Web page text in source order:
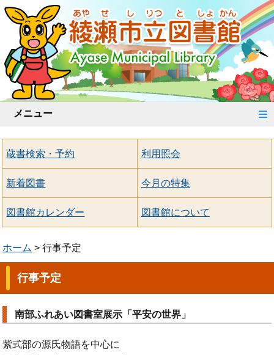
メニュー
蔵書検索・予約 利用照会
新着図書 今月の特集
図書館カレンダー 図書館について
ホーム 行事予定
行事予定
南部ふれあい図書室展示「平安の世界」
紫式部の源氏物語を中心に